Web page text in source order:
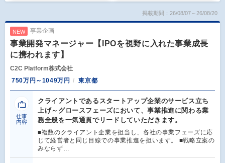
掲載期間：26/08/07～26/08/20
NEW 事業企画
事業開発マネージャー【IPOを視野に入れた事業成長
に携われます】
C2C Platform株式会社
750万円～1049万円
東京都
仕事
内容
クライアントであるスタートアップ企業のサービス立ち
上げ～グロースフェーズにおいて、事業推進に関わる業
務全般を一気通貫でリードしていただきます。
■複数のクライアント企業を担当し、各社の事業フェーズに応
じて経営者と同じ目線での事業推進を担います。 ■戦略立案の
みならず…